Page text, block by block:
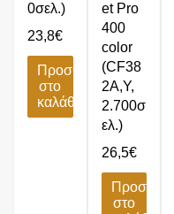
0σελ.)
23,8€
Προσθήκη
στο
καλάθι
et Pro
400
color
(CF38
2A,Y,
2.700σ
ελ.)
26,5€
Προσθήκη
στο